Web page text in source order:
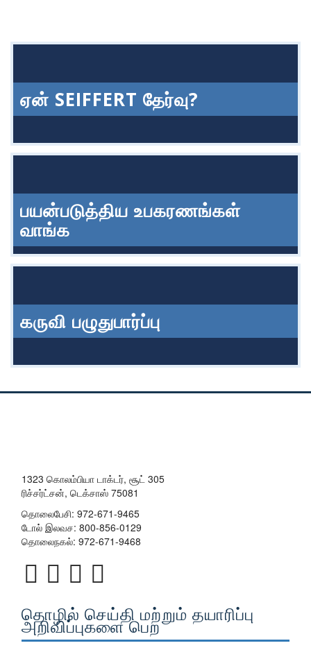
ஏன் SEIFFERT தேர்வு?
பயன்படுத்திய உபகரணங்கள்
வாங்க
கருவி பழுதுபார்ப்பு
1323 கொலம்பியா டாக்டர், சூட் 305
ரிச்சர்ட்சன், டெக்சாஸ் 75081
தொலைபேசி: 972-671-9465
டோல் இலவச: 800-856-0129
தொலைநகல்: 972-671-9468
தொழில் செய்தி மற்றும் தயாரிப்பு
அறிவிப்புகளை பெற